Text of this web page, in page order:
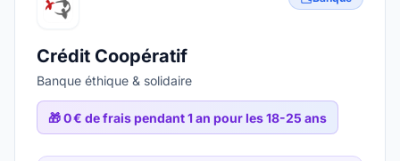
Crédit Coopératif
Banque éthique & solidaire
🎁0 € de frais pendant 1 an pour les 18-25 ans